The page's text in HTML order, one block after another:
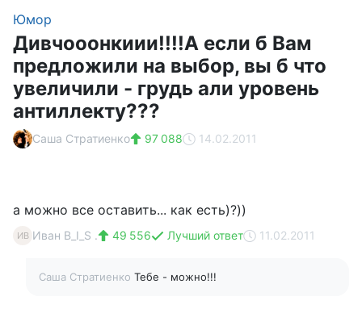
Юмор
Дивчооонкиии!!!!А если б Вам
предложили на выбор, вы б что
увеличили - грудь али уровень
антиллекту???
Саша Стратиенко 97 088 14.02.2011
а можно все оставить... как есть)?))
ИB Иван B_I_S . 49 556 Лучший ответ 11.02.2011
Саша Стратиенко Тебе - можно!!!